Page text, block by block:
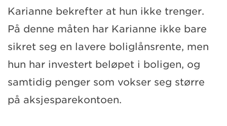
Karianne bekrefter at hun ikke trenger.
På denne måten har Karianne ikke bare
sikret seg en lavere boliglånsrente, men
hun har investert beløpet i boligen, og
samtidig penger som vokser seg større
på aksjesparekontoen.